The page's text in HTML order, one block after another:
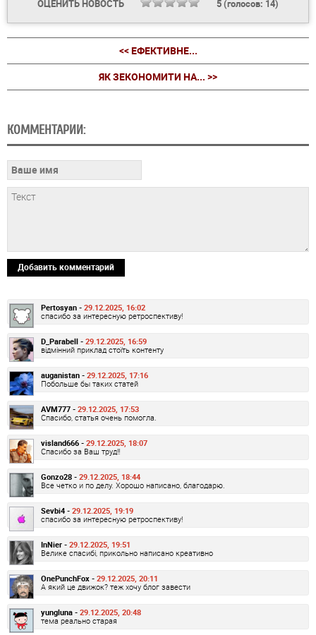
ОЦЕНИТЬ НОВОСТЬ 5(голосов: 14)
<< ЕФЕКТИВНЕ...
ЯК ЗЕКОНОМИТИ НА... >>
КОММЕНТАРИИ:
Добавить комментарий
Pertosyan - 29.12.2025, 16:02
спасибо за интересную ретроспективу!
D_Parabell - 29.12.2025, 16:59
відмінний приклад стоїть контенту
auganistan - 29.12.2025, 17:16
Побольше бы таких статей
AVM777 - 29.12.2025, 17:53
Спасибо, статья очень помогла.
visland666 - 29.12.2025, 18:07
Спасибо за Ваш труд!!
Gonzo28 - 29.12.2025, 18:44
Все четко и по делу. Хорошо написано, благодарю.
Sevbi4 - 29.12.2025, 19:19
спасибо за интересную ретроспективу!
InNier - 29.12.2025, 19:51
Велике спасибі, прикольно написано креативно
OnePunchFox - 29.12.2025, 20:11
А який це движок? теж хочу блог завести
yungluna - 29.12.2025, 20:48
тема реально старая